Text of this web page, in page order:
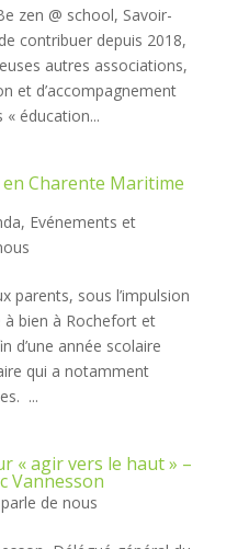
zen @ school, Savoir-
contribuer depuis 2018,
autres associations,
et d’accompagnement
éducation...
Charente Maritime
, Evénements et
sous l’impulsion
à bien à Rochefort et
d’une année scolaire
qui a notamment
...
« agir vers le haut » –
Vannesson
de nous